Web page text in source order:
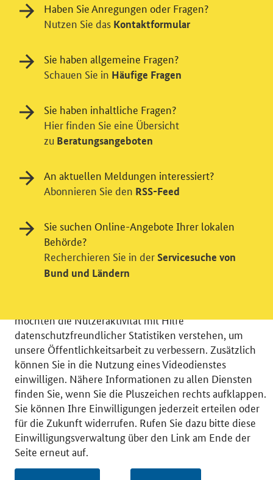
© 2026 Bundesministerium für Wirtschaft und Energie
RSS
Benutzerhinweise
Inhaltsverzeichnis
Impressum
Barrierefreiheit
Datenschutz
Einwilligungsverwaltung
Einwilligung in Tracking und / oder
Videodienst
möchten die Nutzeraktivität mit Hilfe
datenschutzfreundlicher Statistiken verstehen, um
unsere Öffentlichkeitsarbeit zu verbessern. Zusätzlich
können Sie in die Nutzung eines Videodienstes
einwilligen. Nähere Informationen zu allen Diensten
finden Sie, wenn Sie die Pluszeichen rechts aufklappen.
Sie können Ihre Einwilligungen jederzeit erteilen oder
für die Zukunft widerrufen. Rufen Sie dazu bitte diese
Einwilligungsverwaltung über den Link am Ende der
Seite erneut auf.
Haben Sie Anregungen oder Fragen?
Nutzen Sie das Kontaktformular
Sie haben allgemeine Fragen?
Schauen Sie in Häufige Fragen
Sie haben inhaltliche Fragen?
Hier finden Sie eine Übersicht
zu Beratungsangeboten
An aktuellen Meldungen interessiert?
Abonnieren Sie den RSS-Feed
Sie suchen Online-Angebote Ihrer lokalen
Behörde?
Recherchieren Sie in der Servicesuche von
Bund und Ländern